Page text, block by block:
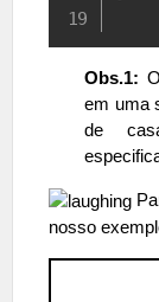
Obs.1:
em uma
de
nosso